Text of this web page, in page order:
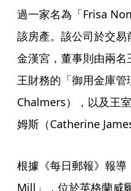
過一家名為「Frisa
該房產。該公司於交
金漢宮，董事則由兩
王財務的「御用金庫管
Chalmers），以及王
姆斯（Catherine James
根據《每日郵報》報
Mill」，位於英格蘭威